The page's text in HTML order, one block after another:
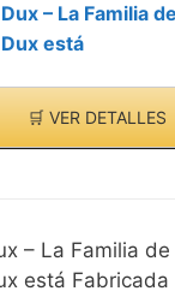
Dux – La Familia
Dux está
🛒 VER DETALLES
– La Familia
está